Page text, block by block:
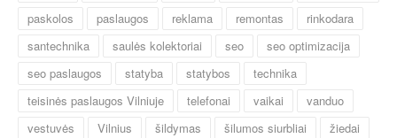
paskolos
paslaugos reklama remontas
rinkodara
santechnika
saulės kolektoriai seo
seo optimizacija
seo paslaugos
statyba statybos
technika
teisinės paslaugos Vilniuje
telefonai vaikai
vanduo
vestuvės
Vilnius šildymas šilumos siurbliai žiedai